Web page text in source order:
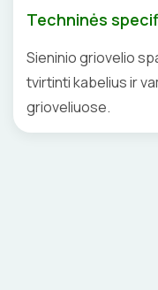
GELINĖS
Techninės
Sieninio griovelio
tvirtinti kabelius ir
grioveliuose.